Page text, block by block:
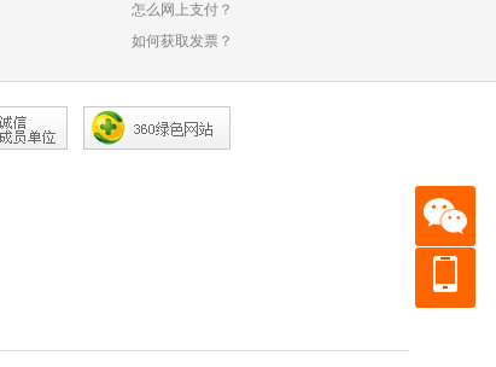
怎么网上支付？
如何获取发票？